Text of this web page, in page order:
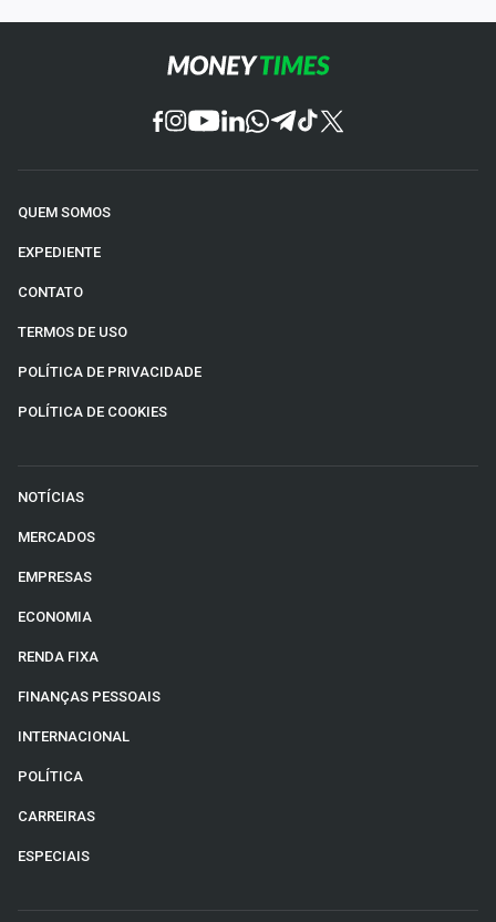
QUEM SOMOS
EXPEDIENTE
CONTATO
TERMOS DE USO
POLÍTICA DE PRIVACIDADE
POLÍTICA DE COOKIES
NOTÍCIAS
MERCADOS
EMPRESAS
ECONOMIA
RENDA FIXA
FINANÇAS PESSOAIS
INTERNACIONAL
POLÍTICA
CARREIRAS
ESPECIAIS